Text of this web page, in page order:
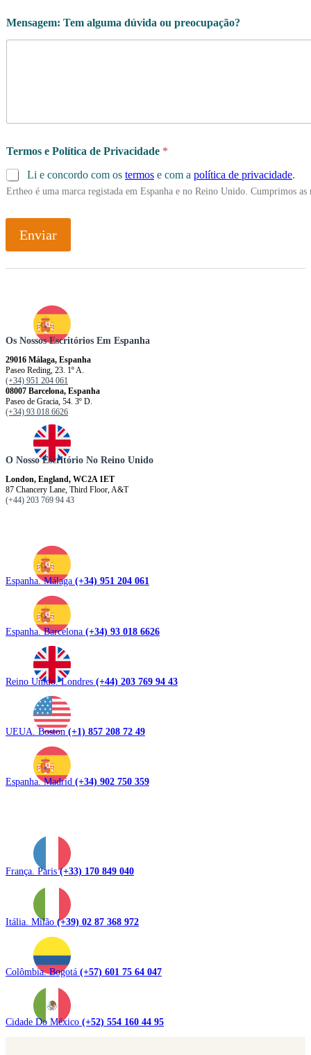
Mensagem: Tem alguma dúvida ou preocupação?
Termos e Política de Privacidade *
Li e concordo com os termos e com a política de privacidade.
Ertheo é uma marca registada em Espanha e no Reino Unido. Cumprimos
Enviar
Os Nossos Escritórios Em Espanha
29016 Málaga, Espanha
Paseo Reding, 23. 1º A.
(+34) 951 204 061
08007 Barcelona, ​​​​​Espanha
Paseo de Gracia, 54. 3º D.
(+34) 93 018 6626
O Nosso Escritório No Reino Unido
London, England, WC2A 1ET
87 Chancery Lane, Third Floor, A&T
(+44) 203 769 94 43
Espanha. Málaga (+34) 951 204 061
Espanha. Barcelona (+34) 93 018 6626
Reino Unido. Londres (+44) 203 769 94 43
UEUA. Boston(+1) 857 208 72 49
Espanha. Madrid (+34) 902 750 359
França. Paris(+33) 170 849 040
Itália. Milão (+39) 02 87 368 972
Colômbia. Bogotá (+57) 601 75 64 047
Cidade Do México (+52) 554 160 44 95